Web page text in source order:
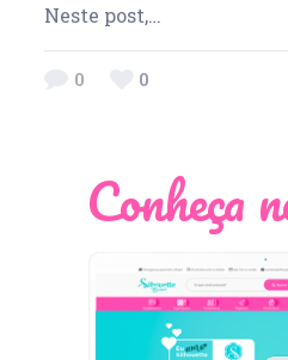
Neste post,…
0 0
Conheça